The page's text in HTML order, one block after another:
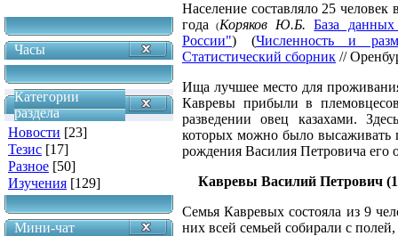
Часы
Категории
раздела
Новости [23]
Тезис [17]
Разное [50]
Изучения [129]
Мини-чат
Население составляло 25 человек
года (Коряков Ю.Б.
База
России") (Численность и
Статистический сборник //
Ища лучшее место для
Кавревы прибыли в
разведении овец казахами.
которых можно было высаживать
рождения Василия Петровича его
Кавревы Василий Петрович
Семья Кавревых состояла из 9
них всей семьей собирали с полей,